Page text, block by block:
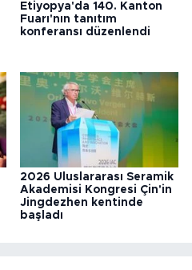
Etiyopya'da 140. Kanton
Fuarı'nın tanıtım
konferansı düzenlendi
2026 Uluslararası Seramik
Akademisi Kongresi Çin'in
Jingdezhen kentinde
başladı